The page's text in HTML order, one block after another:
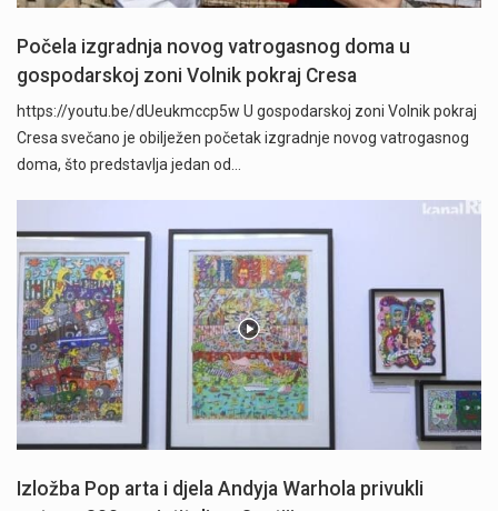
Počela izgradnja novog vatrogasnog doma u
gospodarskoj zoni Volnik pokraj Cresa
https://youtu.be/dUeukmccp5w U gospodarskoj zoni Volnik pokraj
Cresa svečano je obilježen početak izgradnje novog vatrogasnog
doma, što predstavlja jedan od…
Izložba Pop arta i djela Andyja Warhola privukli